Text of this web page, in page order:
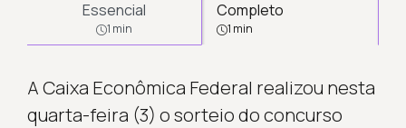
Essencial
1 min
Completo
1 min
A Caixa Econômica Federal realizou nesta
quarta-feira (3) o sorteio do concurso